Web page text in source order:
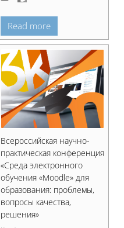
Read more
Всероссийская научно-
практическая конференция
«Среда электронного
обучения «Moodle» для
образования: проблемы,
вопросы качества,
решения»